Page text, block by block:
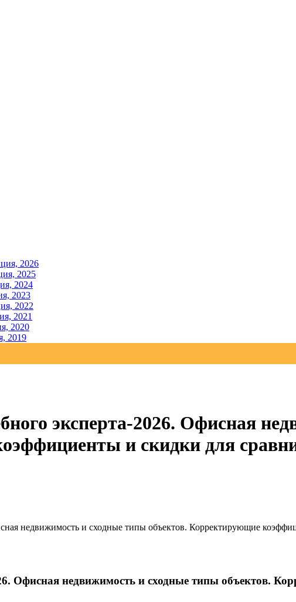
2026
2025
2024
2023
2022
2021
2020
2019
эксперта-2026. Офисная
и скидки для
недвижимость и сходные типы объектов. Корректирующие
Офисная недвижимость и сходные типы объектов.